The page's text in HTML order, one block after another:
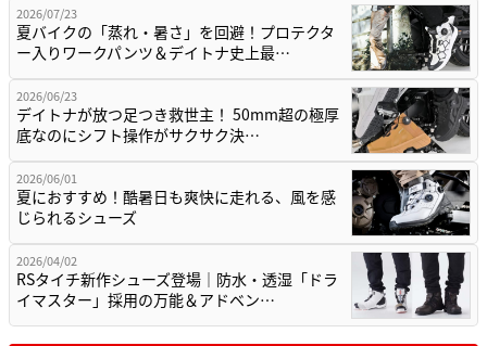
2026/07/23
夏バイクの「蒸れ・暑さ」を回避！プロテクタ
ー入りワークパンツ＆デイトナ史上最…
2026/06/23
デイトナが放つ足つき救世主！ 50mm超の極厚
底なのにシフト操作がサクサク決…
2026/06/01
夏におすすめ！酷暑日も爽快に走れる、風を感
じられるシューズ
2026/04/02
RSタイチ新作シューズ登場｜防水・透湿「ドラ
イマスター」採用の万能＆アドベン…